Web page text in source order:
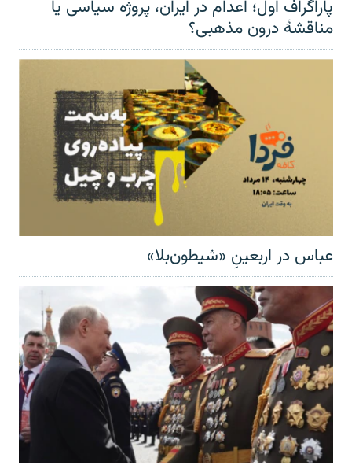
پاراگراف اول؛ اعدام در ایران، پروژه سیاسی یا
مناقشهٔ درون مذهبی؟
عباس در اربعینِ «شیطون‌بلا»